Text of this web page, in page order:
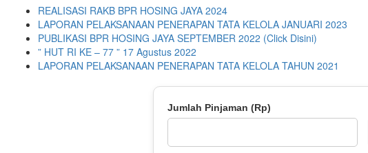
REALISASI RAKB BPR HOSING JAYA 2024
LAPORAN PELAKSANAAN PENERAPAN TATA KELOLA JANUARI 2023
PUBLIKASI BPR HOSING JAYA SEPTEMBER 2022 (Click Disini)
” HUT RI KE – 77 ” 17 Agustus 2022
LAPORAN PELAKSANAAN PENERAPAN TATA KELOLA TAHUN 2021
Jumlah Pinjaman (Rp)